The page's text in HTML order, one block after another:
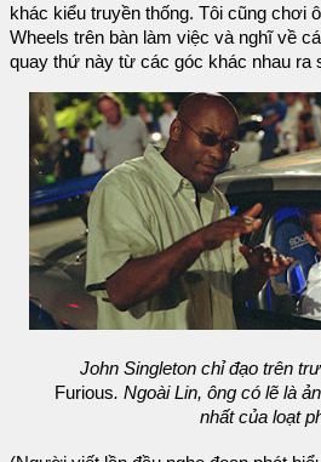
khác kiểu truyền thống. Tôi cũng chơi
Wheels trên bàn làm việc và nghĩ về
quay thứ này từ các góc khác nhau ra
John Singleton chỉ đạo trên
Furious. Ngoài Lin, ông có lẽ là
nhất của loạt